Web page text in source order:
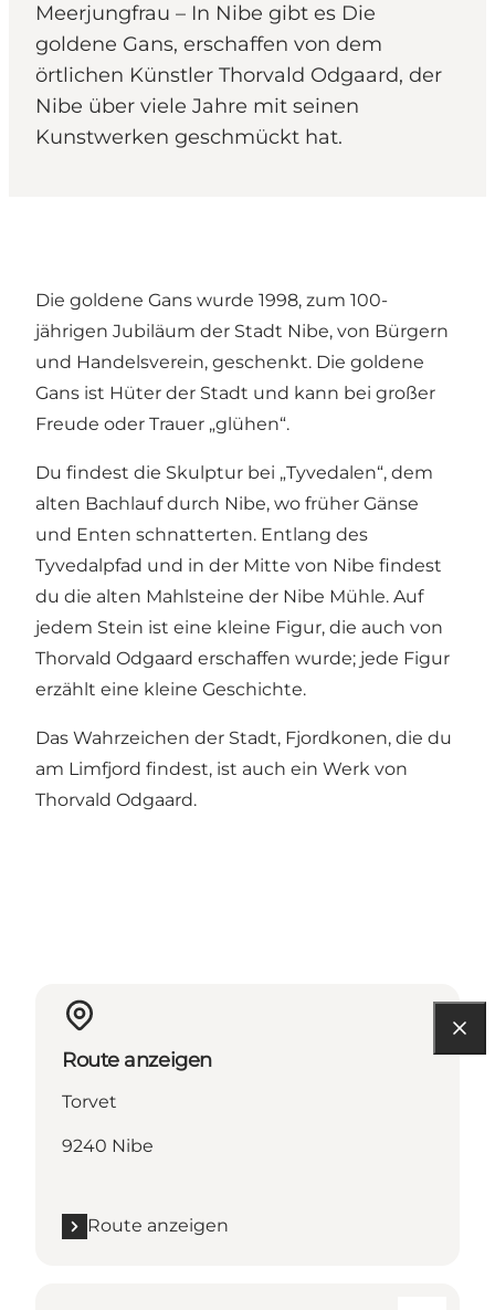
Meerjungfrau – In Nibe gibt es Die
goldene Gans, erschaffen von dem
örtlichen Künstler Thorvald Odgaard, der
Nibe über viele Jahre mit seinen
Kunstwerken geschmückt hat.
Die goldene Gans wurde 1998, zum 100-
jährigen Jubiläum der Stadt Nibe, von Bürgern
und Handelsverein, geschenkt. Die goldene
Gans ist Hüter der Stadt und kann bei großer
Freude oder Trauer „glühen“.
Du findest die Skulptur bei „Tyvedalen“, dem
alten Bachlauf durch Nibe, wo früher Gänse
und Enten schnatterten. Entlang des
Tyvedalpfad und in der Mitte von Nibe findest
du die alten Mahlsteine der Nibe Mühle. Auf
jedem Stein ist eine kleine Figur, die auch von
Thorvald Odgaard erschaffen wurde; jede Figur
erzählt eine kleine Geschichte.
Das Wahrzeichen der Stadt, Fjordkonen, die du
am Limfjord findest, ist auch ein Werk von
Thorvald Odgaard.
Route anzeigen
Torvet
9240 Nibe
Route anzeigen